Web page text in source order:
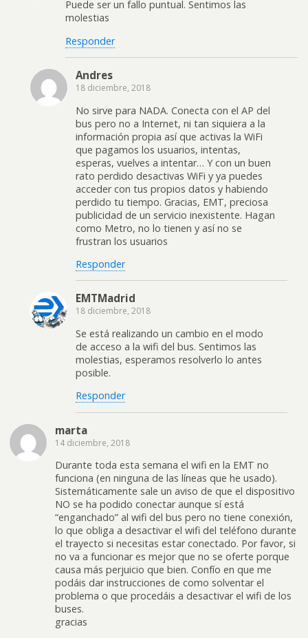
Puede ser un fallo puntual. Sentimos las
molestias
Responder
Andres
18 diciembre, 2018
No sirve para NADA. Conecta con el AP del
bus pero no a Internet, ni tan siquiera a la
información propia así que activas la WiFi
que pagamos los usuarios, intentas,
esperas, vuelves a intentar… Y con un buen
rato perdido desactivas WiFi y ya puedes
acceder con tus propios datos y habiendo
perdido tu tiempo. Gracias, EMT, preciosa
publicidad de un servicio inexistente. Hagan
como Metro, no lo tienen y así no se
frustran los usuarios
Responder
EMTMadrid
18 diciembre, 2018
Se está realizando un cambio en el modo
de acceso a la wifi del bus. Sentimos las
molestias, esperamos resolverlo lo antes
posible.
Responder
marta
14 diciembre, 2018
Durante toda esta semana el wifi en la EMT no
funciona (en ninguna de las líneas que he usado).
Sistemáticamente sale un aviso de que el dispositivo
NO se ha podido conectar aunque sí está
“enganchado” al wifi del bus pero no tiene conexión,
lo que obliga a desactivar el wifi del teléfono durante
el trayecto si necesitas estar conectado. Por favor, si
no va a funcionar es mejor que no se oferte porque
causa más perjuicio que bien. Confío en que me
podáis dar instrucciones de como solventar el
problema o que procedáis a desactivar el wifi de los
buses.
gracias